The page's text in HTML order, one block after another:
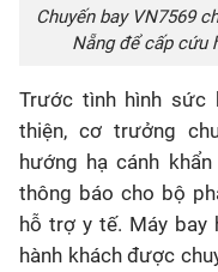
Chuyến bay VN7569
Nẵng để cấp cứu
Trước tình hình sức
thiện, cơ trưởng
hướng hạ cánh
thông báo cho bộ
hỗ trợ y tế. Máy bay
hành khách được